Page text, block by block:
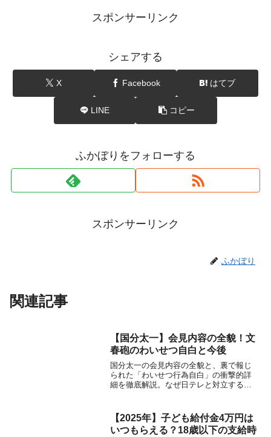
スポンサーリンク
シェアする
X Facebook はてブ
LINE コピー
ふかぼりをフォローする
スポンサーリンク
ふかぼり
関連記事
【国分太一】会見内容の全貌！文
春砲のわいせつ自白と今後
国分太一の会見内容の全貌と、裏で報じ
られた「わいせつ行為自白」の衝撃的詳
細を徹底解説。なぜ日テレと対立するの
す。
【2025年】子ども給付金4万円は
いつもらえる？18歳以下の支給時